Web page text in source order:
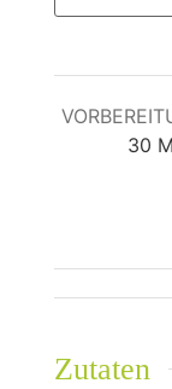
30
Zutaten